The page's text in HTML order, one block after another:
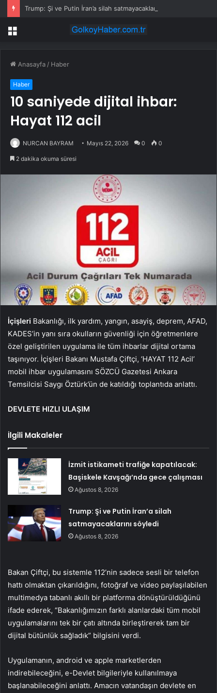
Trump: Şi ve Putin İran’a silah satmayacaklarını söyledi
Menü
Anasayfa / Haber
Haber
10 saniyede dijital ihbar:
Hayat 112 acil
NURCAN BAYRAM Mayıs 22, 2026 0 0
2 dakika okuma süresi
İçişleri Bakanlığı, ilk yardım, yangın, asayiş, deprem, AFAD,
KADES’in yanı sıra okulların güvenliği için öğretmenlere
özel geliştirilen uygulama ile tüm ihbarlar dijital ortama
taşınıyor. İçişleri Bakanı Mustafa Çiftçi, ‘HAYAT 112 Acil’
mobil ihbar uygulamasını SÖZCÜ Gazetesi Ankara
Temsilcisi Saygı Öztürk’ün de katıldığı toplantıda anlattı.
DEVLETE HIZLI ULAŞIM
İlgili Makaleler
İzmit istikameti trafiğe kapatılacak:
Başiskele Kavşağı’nda gece çalışması
Ağustos 8, 2026
Trump: Şi ve Putin İran’a silah
satmayacaklarını söyledi
Ağustos 8, 2026
Bakan Çiftçi, bu sistemle 112’nin sadece sesli bir telefon
hattı olmaktan çıkarıldığını, fotoğraf ve video paylaşılabilen
multimedya tabanlı akıllı bir platforma dönüştürüldüğünü
ifade ederek, “Bakanlığımızın farklı alanlardaki tüm mobil
uygulamalarını tek bir çatı altında birleştirerek tam bir
dijital bütünlük sağladık” bilgisini verdi.
Uygulamanın, android ve apple marketlerden
indirebileceğini, e-Devlet bilgileriyle kullanılmaya
başlanabileceğini anlattı. Amacın vatandaşın devlete en